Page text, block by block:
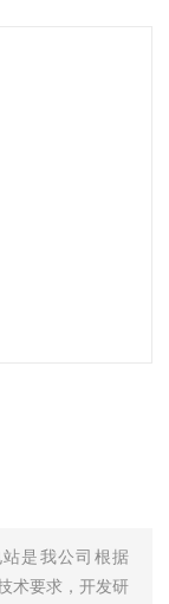
是我公司根据
术要求，开发研